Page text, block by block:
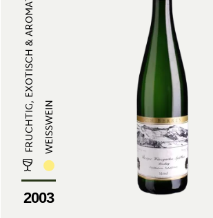
FRUCHTIG, EXOTISCH & AROMATISCH, ... WEISSWEIN
2003